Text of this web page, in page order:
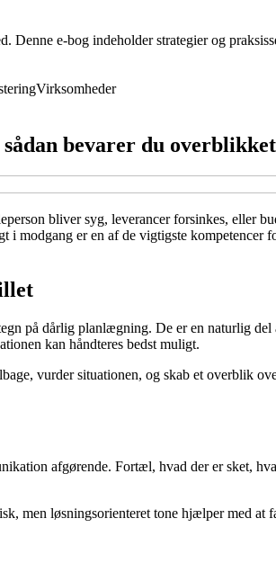
e-bog indeholder strategier og
Virksomheder
bevarer du
bliver syg, leverancer forsinkes, eller
modgang er en af de vigtigste
på dårlig planlægning. De er en naturlig
kan håndteres bedst muligt.
vurder situationen, og skab et overblik
afgørende. Fortæl, hvad der er sket,
men løsningsorienteret tone hjælper med at